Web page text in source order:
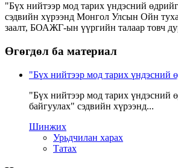
"Бүх нийтээр мод тарих үндэсний
сэдвийн хүрээнд Монгол Улсын Ойн
заалт, БОАЖГ-ын үүргийн талаар товч
Өгөгдөл ба материал
"Бүх нийтээр мод тарих үндэсний
"Бүх нийтээр мод тарих үндэсний
байгуулах" сэдвийн хүрээнд...
Шинжих
Урьдчилан харах
Татах